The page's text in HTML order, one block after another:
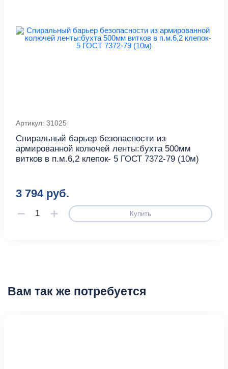
Артикул: 31025
Спиральный барьер безопасности из
армированной колючей ленты:бухта 500мм
витков в п.м.6,2 клепок- 5 ГОСТ 7372-79 (10м)
3 794 руб.
Купить
Вам так же потребуется